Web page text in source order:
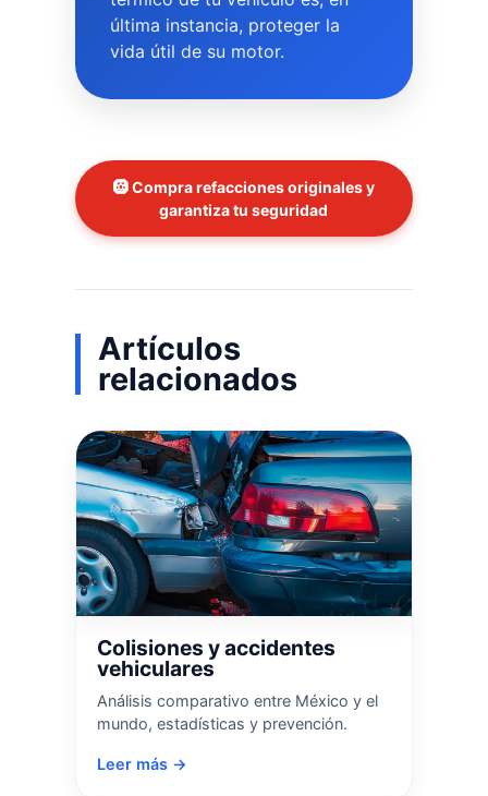
última instancia, proteger la
vida útil de su motor.
🛞 Compra refacciones originales y
garantiza tu seguridad
Artículos
relacionados
Colisiones y accidentes
vehiculares
Análisis comparativo entre México y el
mundo, estadísticas y prevención.
Leer más →